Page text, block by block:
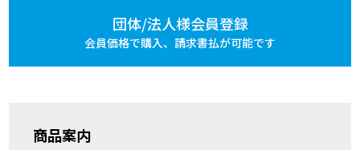
団体/法人様会員登録
会員価格で購入、 請求書払が可能です
商品案内